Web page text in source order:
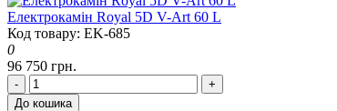
Електрокамін Royal 5D V-Art 60 L
Код товару: EK-685
0
96 750 грн.
-
+
До кошика